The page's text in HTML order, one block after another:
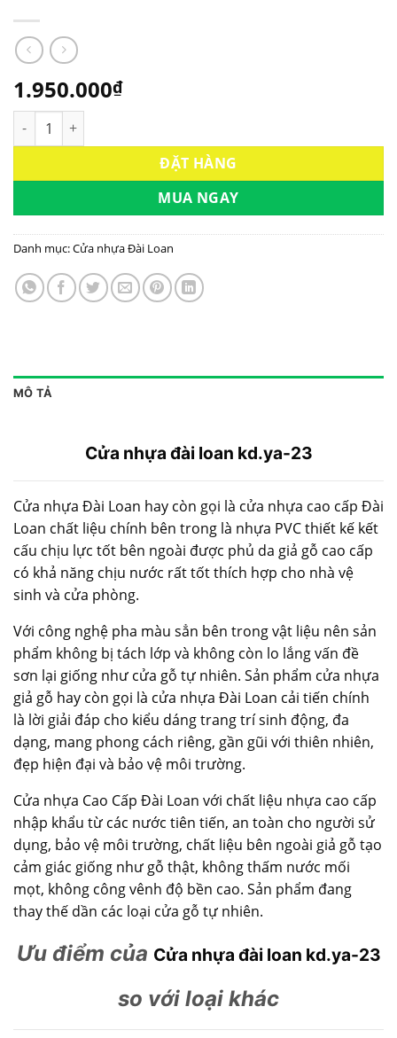
1.950.000₫
CỬA NHỰA ĐÀI LOAN KD.YA-23 số lượng
ĐẶT HÀNG
MUA NGAY
Danh mục:Cửa nhựa Đài Loan
MÔ TẢ
Cửa nhựa đài loan kd.ya-23
Cửa nhựa Đài Loan hay còn gọi là cửa nhựa cao cấp Đài
Loan chất liệu chính bên trong là nhựa PVC thiết kế kết
cấu chịu lực tốt bên ngoài được phủ da giả gỗ cao cấp
có khả năng chịu nước rất tốt thích hợp cho nhà vệ
sinh và cửa phòng.
Với công nghệ pha màu sẳn bên trong vật liệu nên sản
phẩm không bị tách lớp và không còn lo lắng vấn đề
sơn lại giống như cửa gỗ tự nhiên. Sản phẩm cửa nhựa
giả gỗ hay còn gọi là cửa nhựa Đài Loan cải tiến chính
là lời giải đáp cho kiểu dáng trang trí sinh động, đa
dạng, mang phong cách riêng, gần gũi với thiên nhiên,
đẹp hiện đại và bảo vệ môi trường.
Cửa nhựa Cao Cấp Đài Loan với chất liệu nhựa cao cấp
nhập khẩu từ các nước tiên tiến, an toàn cho người sử
dụng, bảo vệ môi trường, chất liệu bên ngoài giả gỗ tạo
cảm giác giống như gỗ thật, không thấm nước mối
mọt, không công vênh độ bền cao. Sản phẩm đang
thay thế dần các loại cửa gỗ tự nhiên.
Ưu điểm của Cửa nhựa đài loan kd.ya-23
so với loại khác